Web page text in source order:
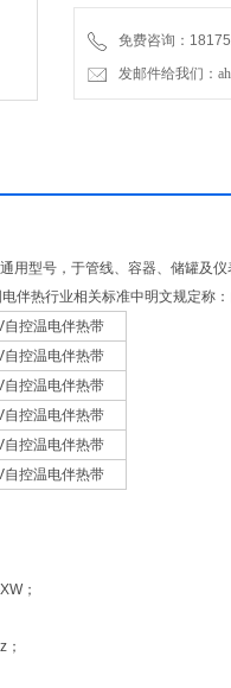
免费咨询：
发邮件给我们：
用型号，于管线、容器、储罐及
热行业相关标准中明文规定称
自控温电伴热带
控温电伴热带
控温电伴热带
控温电伴热带
控温电伴热带
控温电伴热带
；